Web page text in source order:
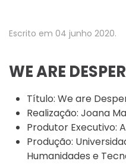
Escrito em 04 junho 2020.
WE ARE
Título: We are
Realização: Joana
Produtor Executivo:
Produção:
Humanidades e